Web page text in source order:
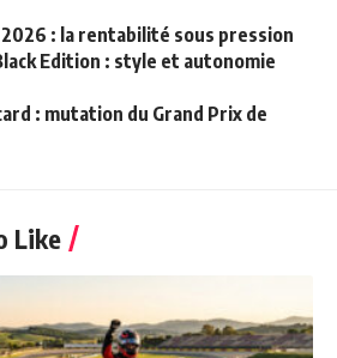
: la rentabilité sous pression
Edition : style et autonomie
: mutation du Grand Prix de
Like